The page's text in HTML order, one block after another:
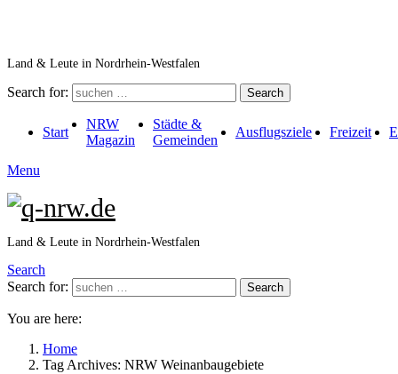
Land & Leute in Nordrhein-Westfalen
Search for: Search
Start
NRW
Magazin
Städte &
Gemeinden
Ausflugsziele Freizeit
Menu
Land & Leute in Nordrhein-Westfalen
Search
Search for:
Search
You are here:
Home
Tag Archives: NRW Weinanbaugebiete